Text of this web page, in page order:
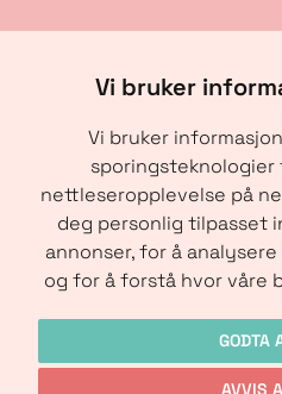
Vi bruker
Vi bruker
nettleseropplevelse på
deg personlig tilpasset
annonser, for å
og for å forstå hvor våre
GODTA
AVVIS
SENDE